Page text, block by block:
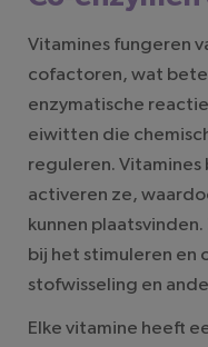
Vitamines fungeren
cofactoren, wat
enzymatische
eiwitten die
reguleren. Vitamines
activeren ze,
kunnen
bij het stimuleren en
stofwisseling en
Elke vitamine heeft